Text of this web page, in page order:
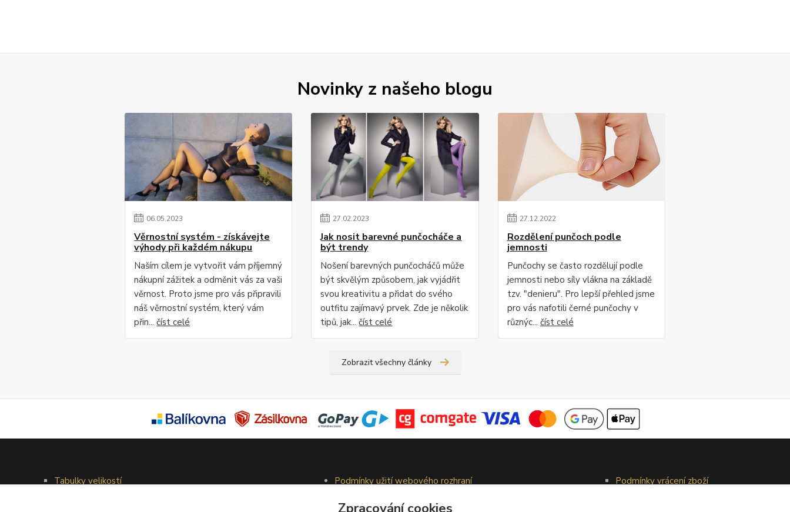
Novinky z našeho blogu
06.05.2023
Věrnostní systém - získávejte
výhody při každém nákupu
Naším cílem je vytvořit vám příjemný
nákupní zážitek a odměnit vás za vaši
věrnost. Proto jsme pro vás připravili
náš věrnostní systém, který vám
přin...číst celé
27.02.2023
Jak nosit barevné punčocháče a
být trendy
Nošení barevných punčocháčů může
být skvělým způsobem, jak vyjádřit
svou kreativitu a přidat do svého
outfitu zajímavý prvek. Zde je několik
tipů, jak...číst celé
27.12.2022
Rozdělení punčoch podle
jemnosti
Punčochy se často rozdělují podle
jemnosti nebo síly vlákna na základě
tzv. "denieru". Pro lepší přehled jsme
pro vás nafotili černé punčochy v
různýc... číst celé
Zobrazit všechny články
Tabulky velikostí
Podmínky užití webového rozhraní
Ochrana osobních údajů
Podmínky vrácení zboží
Zpracování cookies